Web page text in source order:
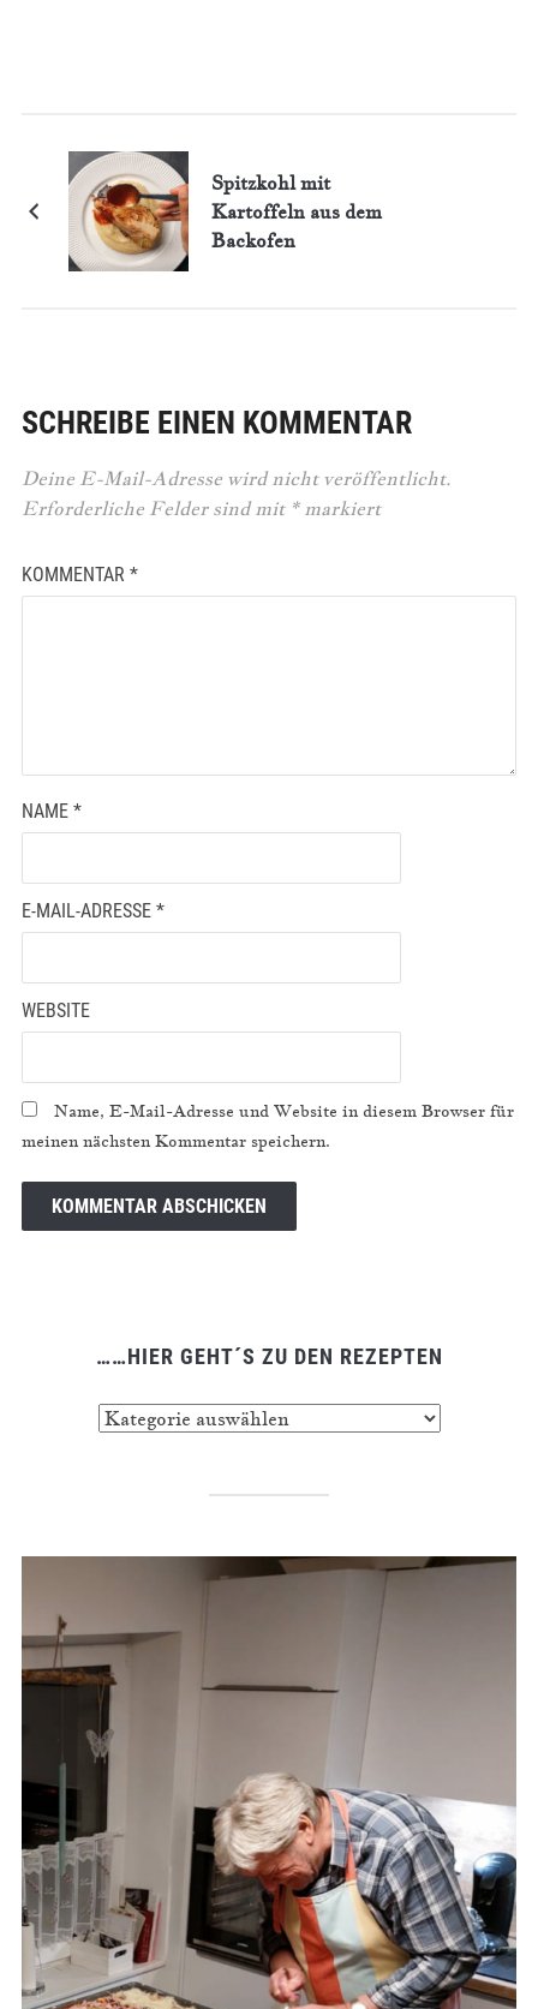
Spitzkohl mit
Kartoffeln aus dem
Backofen
SCHREIBE EINEN KOMMENTAR
Deine E-Mail-Adresse wird nicht veröffentlicht.
Erforderliche Felder sind mit *markiert
KOMMENTAR *
NAME *
E-MAIL-ADRESSE *
WEBSITE
Name, E-Mail-Adresse und Website in diesem Browser für
meinen nächsten Kommentar speichern.
……HIER GEHT´S ZU DEN REZEPTEN